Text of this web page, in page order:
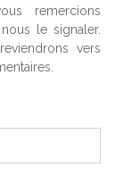
remercions
le signaler.
vers